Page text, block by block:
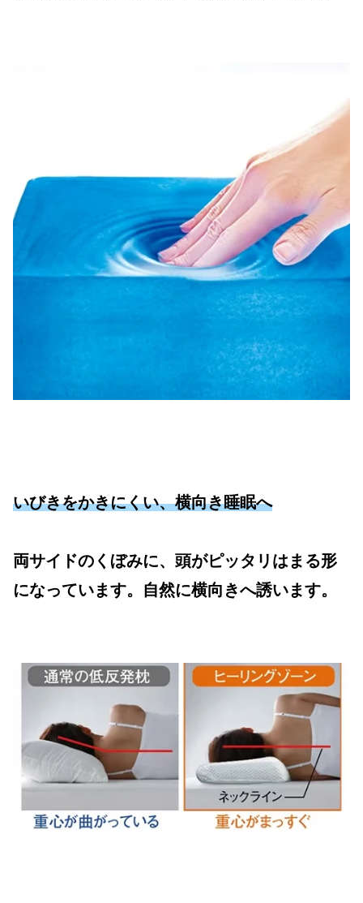
いびきをかきにくい、横向き睡眠へ
両サイドのくぼみに、頭がピッタリはまる形
になっています。自然に横向きへ誘います。